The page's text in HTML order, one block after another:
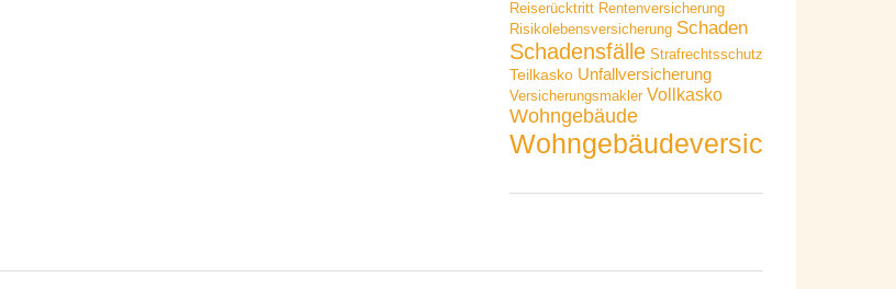
Reiserücktritt Rentenversicherung
Risikolebensversicherung Schaden
Schadensfälle Strafrechtsschutz
Teilkasko Unfallversicherung
Versicherungsmakler Vollkasko
Wohngebäude
Wohngebäudeversicherung